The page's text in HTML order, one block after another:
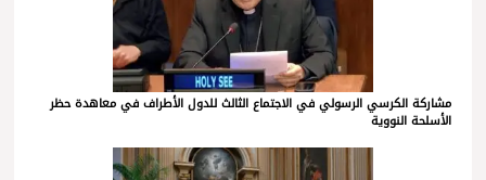
مشاركة الكرسي الرسولي في الاجتماع الثالث للدول الأطراف في معاهدة حظر
الأسلحة النووية